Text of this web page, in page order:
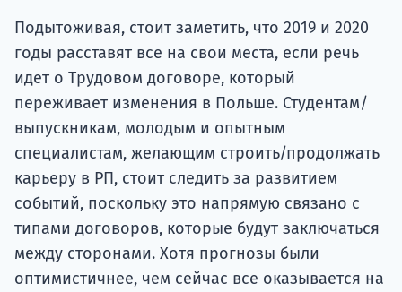
Подытоживая, стоит заметить, что 2019 и 2020
годы расставят все на свои места, если речь
идет о Трудовом договоре, который
переживает изменения в Польше. Студентам/
выпускникам, молодым и опытным
специалистам, желающим строить/продолжать
карьеру в РП, стоит следить за развитием
событий, поскольку это напрямую связано с
типами договоров, которые будут заключаться
между сторонами. Хотя прогнозы были
оптимистичнее, чем сейчас все оказывается на